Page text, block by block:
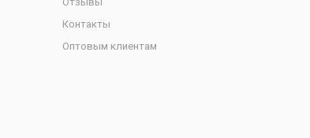
Контакты
Оптовым клиентам